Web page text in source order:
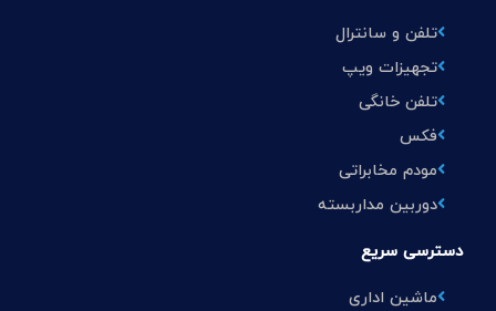
تلفن و سانترال
تجهیزات ویپ
تلفن خانگی
فکس
مودم مخابراتی
دوربین مداربسته
دسترسی سریع
ماشین اداری